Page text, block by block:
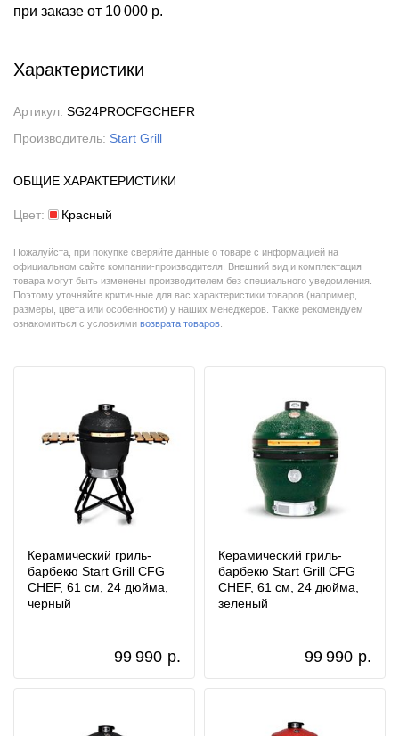
при заказе от 10 000 р.
Характеристики
Артикул: SG24PROCFGCHEFR
Производитель: Start Grill
ОБЩИЕ ХАРАКТЕРИСТИКИ
Цвет: Красный
Пожалуйста, при покупке сверяйте данные о товаре с информацией на
официальном сайте компании-производителя. Внешний вид и комплектация
товара могут быть изменены производителем без специального уведомления.
Поэтому уточняйте критичные для вас характеристики товаров (например,
размеры, цвета или особенности) у наших менеджеров. Также рекомендуем
ознакомиться с условиями возврата товаров
Керамический гриль-
барбекю Start Grill CFG
CHEF, 61 см, 24 дюйма,
черный
99 990 р.
Керамический гриль-
барбекю Start Grill CFG
CHEF, 61 см, 24 дюйма,
зеленый
99 990 р.